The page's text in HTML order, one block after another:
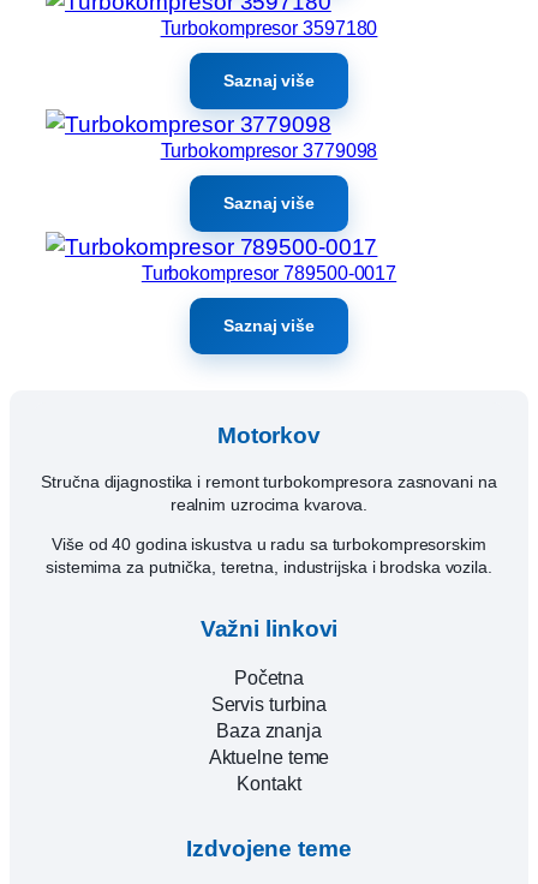
Turbokompresor 3597180
Saznaj više
Turbokompresor 3779098
Saznaj više
Turbokompresor 789500-0017
Saznaj više
Motorkov
Stručna dijagnostika i remont turbokompresora zasnovani na
realnim uzrocima kvarova.
Više od 40 godina iskustva u radu sa turbokompresorskim
sistemima za putnička, teretna, industrijska i brodska vozila.
Važni linkovi
Početna
Servis turbina
Baza znanja
Aktuelne teme
Kontakt
Izdvojene teme